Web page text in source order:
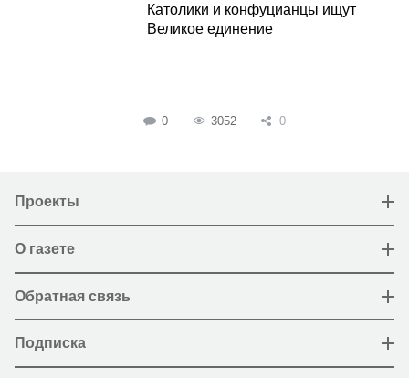
Католики и конфуцианцы ищут
Великое единение
0 3052 0
Проекты
О газете
Обратная связь
Подписка